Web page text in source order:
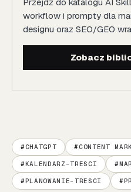
workflow i prompty dla
designu oraz SEO/GEO
Zobacz
CHATGPT CONTENT
KALENDARZ-TRESCI
PLANOWANIE-TRESCI